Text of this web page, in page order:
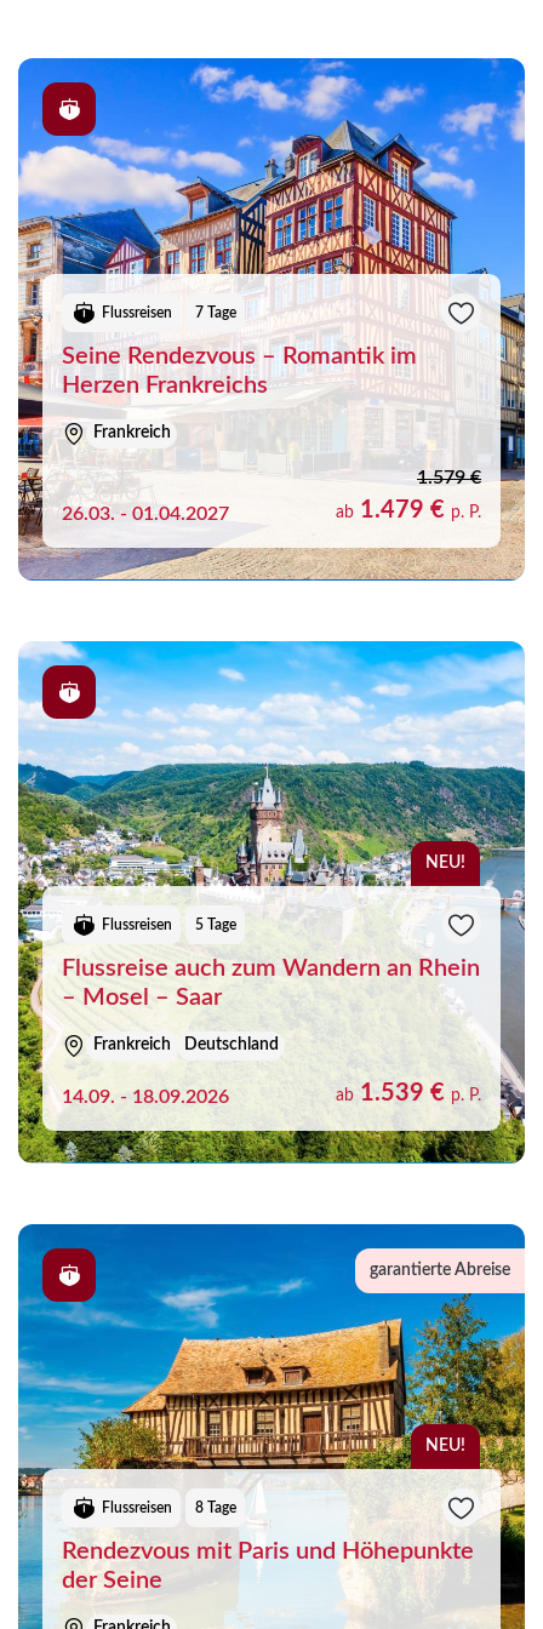
Schiffsreisen, persönlichen Service und unvergessliche
Urlaubsmomente. Entdecken Sie jetzt unsere Frankreich-
Reisen und erleben Sie die Vielfalt unseres faszinierenden
Nachbarlandes.
Flussreisen 7 Tage
Seine Rendezvous – Romantik im
Herzen Frankreichs
Frankreich
26.03. - 01.04.2027
1.579 €
ab 1.479 € p. P.
NEU!
Flussreisen 5 Tage
Flussreise auch zum Wandern an Rhein
– Mosel – Saar
Frankreich Deutschland
14.09. - 18.09.2026 ab 1.539 € p. P.
garantierte Abreise
NEU!
Flussreisen 8 Tage
Rendezvous mit Paris und Höhepunkte
der Seine